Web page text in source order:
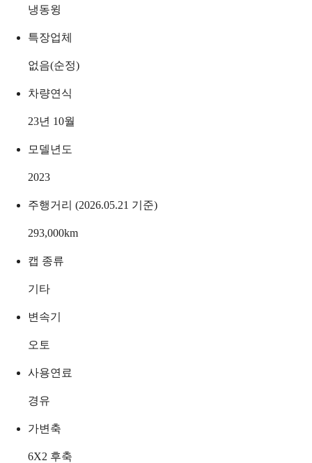
냉동윙
특장업체
없음(순정)
차량연식
23년 10월
모델년도
2023
주행거리 (2026.05.21 기준)
293,000km
캡 종류
기타
변속기
오토
사용연료
경유
가변축
6X2 후축